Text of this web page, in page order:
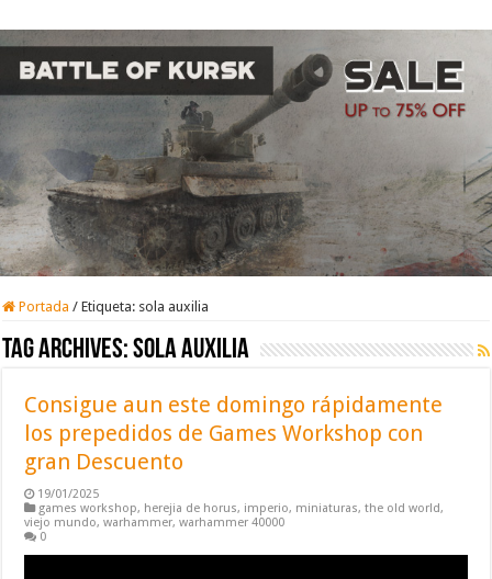
Portada / Etiqueta: sola auxilia
Tag Archives:sola auxilia
Consigue aun este domingo rápidamente
los prepedidos de Games Workshop con
gran Descuento
19/01/2025
games workshop, herejia de horus, imperio, miniaturas,the old world,
viejo mundo,warhammer,warhammer 40000
0